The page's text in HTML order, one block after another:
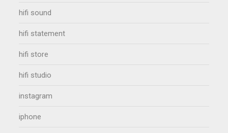
hifi sound
hifi statement
hifi store
hifi studio
instagram
iphone